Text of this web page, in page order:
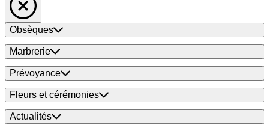
Obsèques
Marbrerie
Prévoyance
Fleurs et cérémonies
Actualités